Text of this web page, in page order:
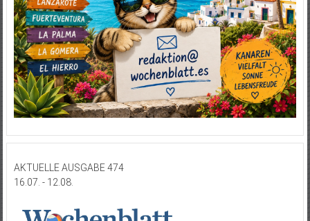
AKTUELLE AUSGABE 474
16.07. - 12.08.